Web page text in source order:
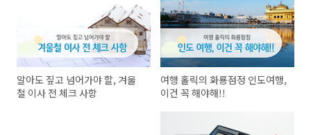
알아도 짚고 넘어가야 할, 겨울
철 이사 전 체크 사항
여행 홀릭의 화룡점정 인도여행,
이건 꼭 해야해!!